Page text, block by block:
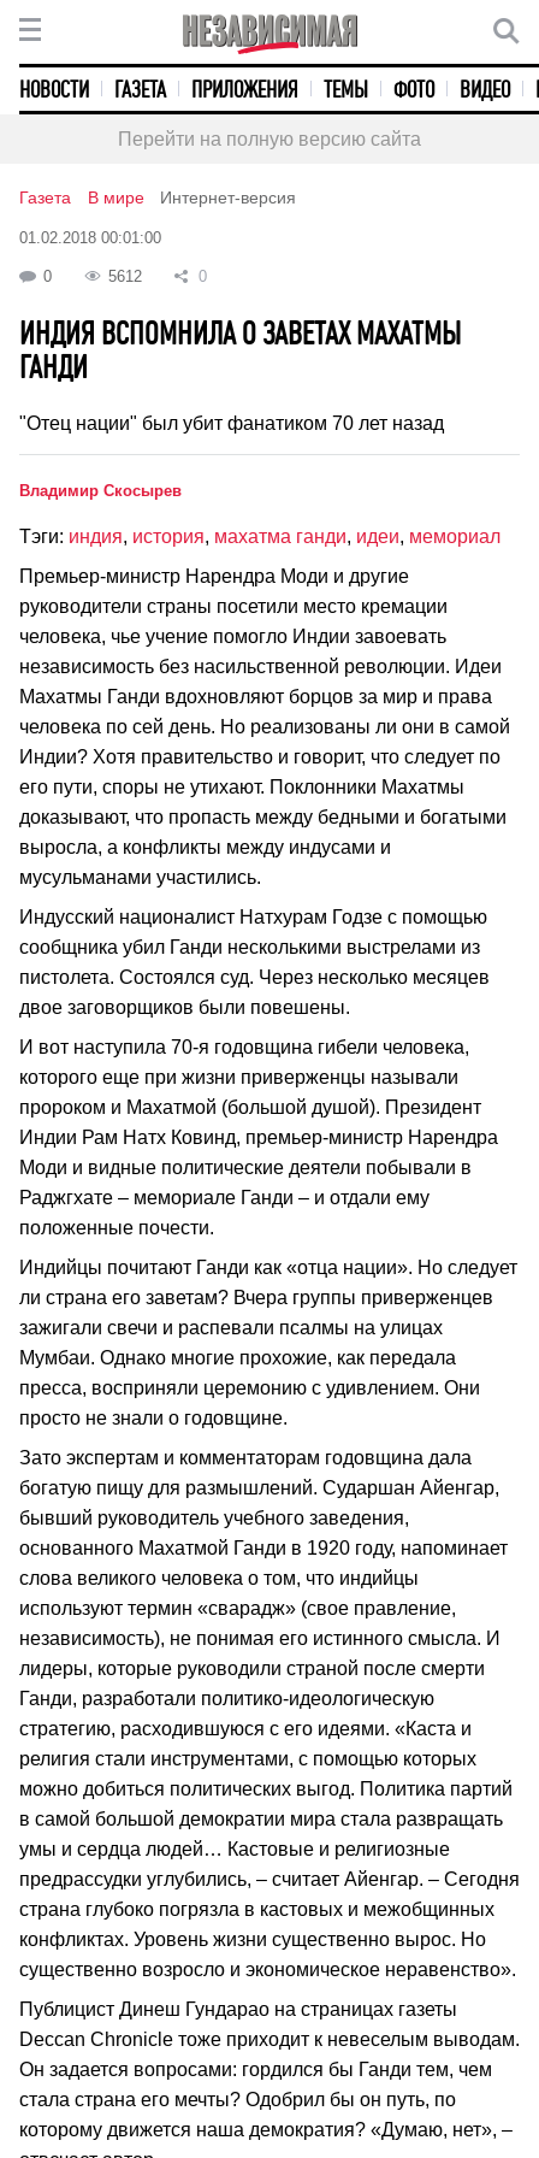
НОВОСТИ ГАЗЕТА ПРИЛОЖЕНИЯ ТЕМЫ ФОТО ВИДЕО
Перейти на полную версию сайта
Газета В мире Интернет-версия
01.02.2018 00:01:00
0 5612 0
ИНДИЯ ВСПОМНИЛА О ЗАВЕТАХ МАХАТМЫ
ГАНДИ
"Отец нации" был убит фанатиком 70 лет назад
Владимир Скосырев
Тэги: индия, история, махатма ганди, идеи, мемориал
Премьер-министр Нарендра Моди и другие
руководители страны посетили место кремации
человека, чье учение помогло Индии завоевать
независимость без насильственной революции. Идеи
Махатмы Ганди вдохновляют борцов за мир и права
человека по сей день. Но реализованы ли они в самой
Индии? Хотя правительство и говорит, что следует по
его пути, споры не утихают. Поклонники Махатмы
доказывают, что пропасть между бедными и богатыми
выросла, а конфликты между индусами и
мусульманами участились.
Индусский националист Натхурам Годзе с помощью
сообщника убил Ганди несколькими выстрелами из
пистолета. Состоялся суд. Через несколько месяцев
двое заговорщиков были повешены.
И вот наступила 70-я годовщина гибели человека,
которого еще при жизни приверженцы называли
пророком и Махатмой (большой душой). Президент
Индии Рам Натх Ковинд, премьер-министр Нарендра
Моди и видные политические деятели побывали в
Раджгхате – мемориале Ганди – и отдали ему
положенные почести.
Индийцы почитают Ганди как «отца нации». Но следует
ли страна его заветам? Вчера группы приверженцев
зажигали свечи и распевали псалмы на улицах
Мумбаи. Однако многие прохожие, как передала
пресса, восприняли церемонию с удивлением. Они
просто не знали о годовщине.
Зато экспертам и комментаторам годовщина дала
богатую пищу для размышлений. Сударшан Айенгар,
бывший руководитель учебного заведения,
основанного Махатмой Ганди в 1920 году, напоминает
слова великого человека о том, что индийцы
используют термин «сварадж» (свое правление,
независимость), не понимая его истинного смысла. И
лидеры, которые руководили страной после смерти
Ганди, разработали политико-идеологическую
стратегию, расходившуюся с его идеями. «Каста и
религия стали инструментами, с помощью которых
можно добиться политических выгод. Политика партий
в самой большой демократии мира стала развращать
умы и сердца людей… Кастовые и религиозные
предрассудки углубились, – считает Айенгар. – Сегодня
страна глубоко погрязла в кастовых и межобщинных
конфликтах. Уровень жизни существенно вырос. Но
существенно возросло и экономическое неравенство».
Публицист Динеш Гундарао на страницах газеты
Deccan Chronicle тоже приходит к невеселым выводам.
Он задается вопросами: гордился бы Ганди тем, чем
стала страна его мечты? Одобрил бы он путь, по
которому движется наша демократия? «Думаю, нет», –